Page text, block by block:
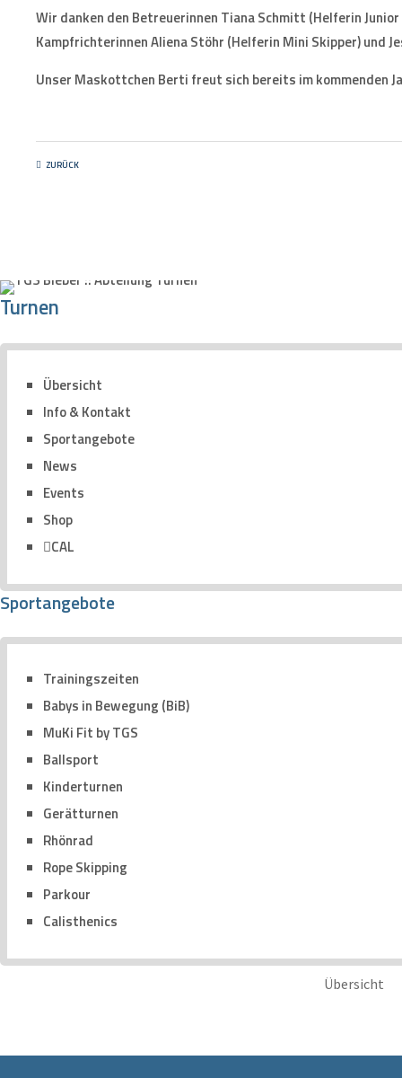
Wir danken den Betreuerinnen Tiana Schmitt (Helferin
Kampfrichterinnen Aliena Stöhr (Helferin Mini Skipper) und
Unser Maskottchen Berti freut sich bereits im kommenden
ZURÜCK
Turnen
Übersicht
Info & Kontakt
Sportangebote
News
Events
Shop
CAL
Sportangebote
Trainingszeiten
Babys in Bewegung (BiB)
MuKi Fit by TGS
Ballsport
Kinderturnen
Gerätturnen
Rhönrad
Rope Skipping
Parkour
Calisthenics
Übersicht